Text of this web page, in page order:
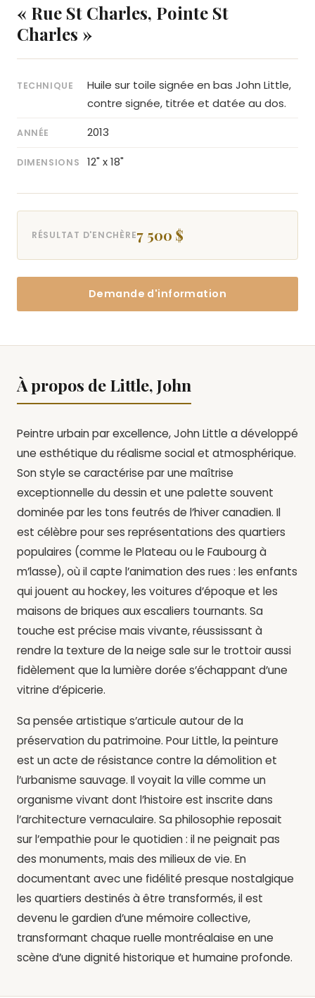
« Rue St Charles, Pointe St
Charles »
TECHNIQUE
Huile sur toile signée en bas John Little,
contre signée, titrée et datée au dos.
ANNÉE 2013
DIMENSIONS 12" x 18"
RÉSULTAT D'ENCHÈRE7 500 $
Demande d'information
À propos de Little, John
Peintre urbain par excellence, John Little a développé
une esthétique du réalisme social et atmosphérique.
Son style se caractérise par une maîtrise
exceptionnelle du dessin et une palette souvent
dominée par les tons feutrés de l’hiver canadien. Il
est célèbre pour ses représentations des quartiers
populaires (comme le Plateau ou le Faubourg à
m’lasse), où il capte l’animation des rues : les enfants
qui jouent au hockey, les voitures d’époque et les
maisons de briques aux escaliers tournants. Sa
touche est précise mais vivante, réussissant à
rendre la texture de la neige sale sur le trottoir aussi
fidèlement que la lumière dorée s’échappant d’une
vitrine d’épicerie.
Sa pensée artistique s’articule autour de la
préservation du patrimoine. Pour Little, la peinture
est un acte de résistance contre la démolition et
l’urbanisme sauvage. Il voyait la ville comme un
organisme vivant dont l’histoire est inscrite dans
l’architecture vernaculaire. Sa philosophie reposait
sur l’empathie pour le quotidien : il ne peignait pas
des monuments, mais des milieux de vie. En
documentant avec une fidélité presque nostalgique
les quartiers destinés à être transformés, il est
devenu le gardien d’une mémoire collective,
transformant chaque ruelle montréalaise en une
scène d’une dignité historique et humaine profonde.